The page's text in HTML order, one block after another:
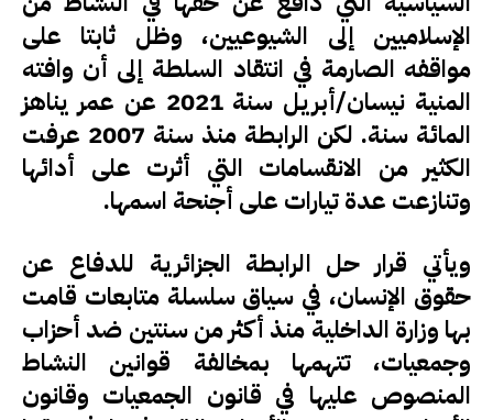
الإسلاميين إلى الشيوعيين، وظل ثابتا على
مواقفه الصارمة في انتقاد السلطة إلى أن وافته
المنية نيسان/أبريل سنة 2021 عن عمر يناهز
المائة سنة. لكن الرابطة منذ سنة 2007 عرفت
الكثير من الانقسامات التي أثرت على أدائها
وتنازعت عدة تيارات على أجنحة اسمها.
ويأتي قرار حل الرابطة الجزائرية للدفاع عن
حقوق الإنسان، في سياق سلسلة متابعات قامت
بها وزارة الداخلية منذ أكثر من سنتين ضد أحزاب
وجمعيات، تتهمها بمخالفة قوانين النشاط
المنصوص عليها في قانون الجمعيات وقانون